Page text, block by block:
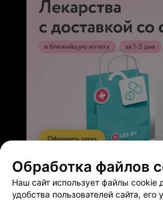
ЭФФЕКТИВНАЯ РЕКЛАМА НА САЙТЕ
Обработка файлов
Наш сайт использует файлы cookie
удобства пользователей сайта, его